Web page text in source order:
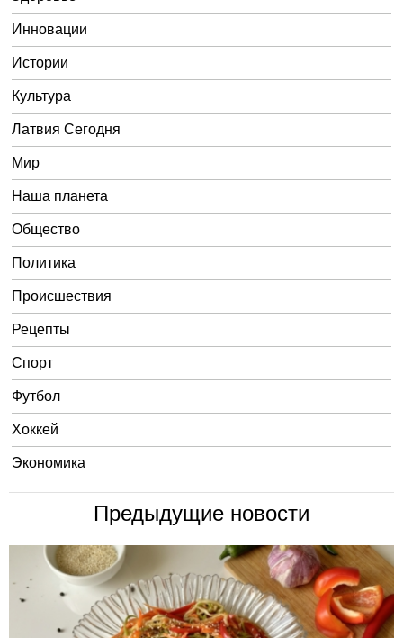
Инновации
Истории
Культура
Латвия Сегодня
Мир
Наша планета
Общество
Политика
Происшествия
Рецепты
Спорт
Футбол
Хоккей
Экономика
Предыдущие новости